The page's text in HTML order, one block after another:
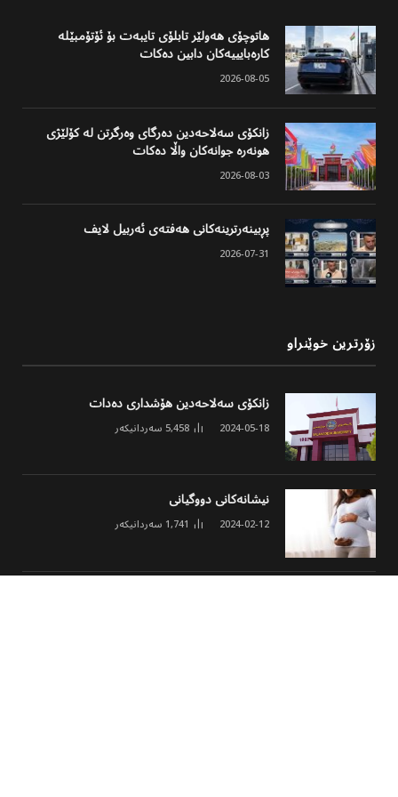
هاتوچۆی هەولێر تابلۆی تایبەت بۆ ئۆتۆمبێلە
کارەبایییەکان دابین دەکات
2026-08-05
زانکۆی سەلاحەدین دەرگای وەرگرتن لە کۆلێژی
هونەرە جوانەکان واڵا دەکات
2026-08-03
پڕبینەرترینەکانی هەفتەی ئەربیل لایف
2026-07-31
زۆرترین خوێنراو
زانکۆی سەلاحەدین هۆشداری دەدات
2024-05-18
5,458 سەردانیکەر
نیشانەکانی دووگیانی
2024-02-12
1,741 سەردانیکەر